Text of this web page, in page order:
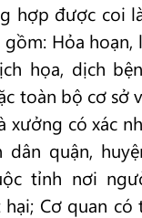
hợp được coi
gồm: Hỏa
họa, dịch
toàn bộ cơ sở
xưởng có xác
dân quận,
tỉnh nơi
Cơ quan có